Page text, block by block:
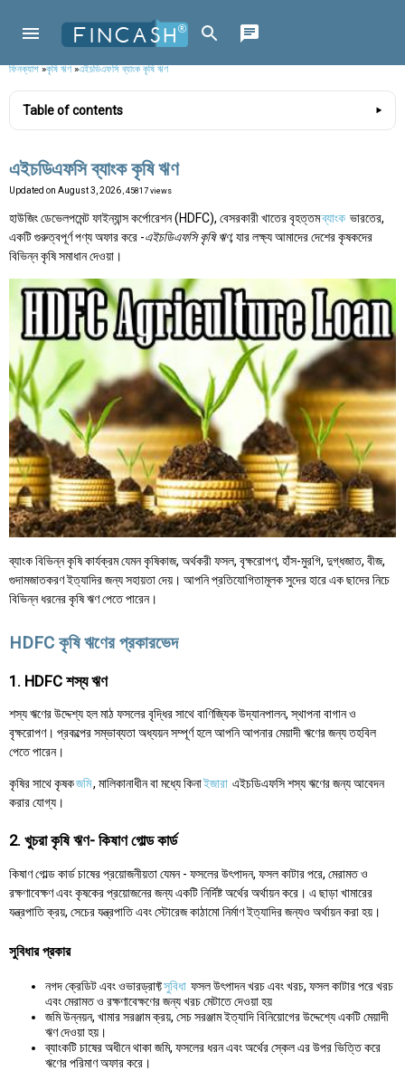
ফিনক্যাশ»কৃষি ঋণ»এইচডিএফসি ব্যাংক কৃষি ঋণ
Table of contents
এইচডিএফসি ব্যাংক কৃষি ঋণ
Updated on August 3, 2026 , 45817 views
হাউজিং ডেভেলপমেন্ট ফাইন্যান্স কর্পোরেশন (HDFC), বেসরকারী খাতের বৃহত্তমব্যাংক ভারতের,
একটি গুরুত্বপূর্ণ পণ্য অফার করে -এইচডিএফসি কৃষি ঋণ, যার লক্ষ্য আমাদের দেশের কৃষকদের
বিভিন্ন কৃষি সমাধান দেওয়া।
ব্যাংক বিভিন্ন কৃষি কার্যক্রম যেমন কৃষিকাজ, অর্থকরী ফসল, বৃক্ষরোপণ, হাঁস-মুরগি, দুগ্ধজাত, বীজ,
গুদামজাতকরণ ইত্যাদির জন্য সহায়তা দেয়। আপনি প্রতিযোগিতামূলক সুদের হারে এক ছাদের নিচে
বিভিন্ন ধরনের কৃষি ঋণ পেতে পারেন।
HDFC কৃষি ঋণের প্রকারভেদ
1. HDFC শস্য ঋণ
শস্য ঋণের উদ্দেশ্য হল মাঠ ফসলের বৃদ্ধির সাথে বাণিজ্যিক উদ্যানপালন, স্থাপনা বাগান ও
বৃক্ষরোপণ। প্রকল্পের সম্ভাব্যতা অধ্যয়ন সম্পূর্ণ হলে আপনি আপনার মেয়াদী ঋণের জন্য তহবিল
পেতে পারেন।
কৃষির সাথে কৃষকজমি, মালিকানাধীন বা মধ্যে কিনাইজারা এইচডিএফসি শস্য ঋণের জন্য আবেদন
করার যোগ্য।
2. খুচরা কৃষি ঋণ- কিষাণ গোল্ড কার্ড
কিষাণ গোল্ড কার্ড চাষের প্রয়োজনীয়তা যেমন - ফসলের উৎপাদন, ফসল কাটার পরে, মেরামত ও
রক্ষণাবেক্ষণ এবং কৃষকের প্রয়োজনের জন্য একটি নির্দিষ্ট অর্থের অর্থায়ন করে। এ ছাড়া খামারের
যন্ত্রপাতি ক্রয়, সেচের যন্ত্রপাতি এবং স্টোরেজ কাঠামো নির্মাণ ইত্যাদির জন্যও অর্থায়ন করা হয়।
সুবিধার প্রকার
নগদ ক্রেডিট এবং ওভারড্রাফ্টসুবিধা ফসল উৎপাদন খরচ এবং খরচ, ফসল কাটার পরে খরচ
এবং মেরামত ও রক্ষণাবেক্ষণের জন্য খরচ মেটাতে দেওয়া হয়
জমি উন্নয়ন, খামার সরঞ্জাম ক্রয়, সেচ সরঞ্জাম ইত্যাদি বিনিয়োগের উদ্দেশ্যে একটি মেয়াদী
ঋণ দেওয়া হয়।
ব্যাংকটি চাষের অধীনে থাকা জমি, ফসলের ধরন এবং অর্থের স্কেল এর উপর ভিত্তি করে
ঋণের পরিমাণ অফার করে।